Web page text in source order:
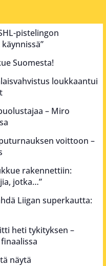
pistelingon
Suomesta!
loukkaantui
– Miro
voittoon –
rakennettiin:
jotka…”
Liigan superkautta:
heti tykityksen –
näytä